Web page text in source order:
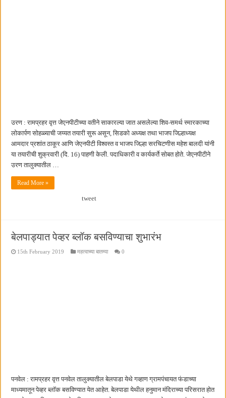
उरण : रामप्रहर वृत्त जेएनपीटीच्या वतीने साकारल्या जात असलेल्या शिव-समर्थ स्मारकाच्या
लोकार्पण सोहळ्याची जय्यत तयारी सुरू असून, सिडको अध्यक्ष तथा भाजप जिल्हाध्यक्ष
आमदार प्रशांत ठाकूर आणि जेएनपीटी विश्वस्त व भाजप जिल्हा सरचिटणीस महेश बालदी यांनी
या तयारीची शुक्रवारी (दि. 16) पाहणी केली. पदाधिकारी व कार्यकर्ते सोबत होते. जेएनपीटीने
उरण तालुक्यातील …
Read More »
tweet
बेलपाड्यात पेव्हर ब्लॉक बसविण्याचा शुभारंभ
15th February 2019 महत्वाच्या बातम्या 0
पनवेल : रामप्रहर वृत्त पनवेल तालुक्यातील बेलपाडा येथे गव्हाण ग्रामपंचायत फंडाच्या
माध्यमातून पेव्हर ब्लॉक बसविण्यात येत आहेत. बेलपाडा येथील हनुमान मंदिराच्या परिसरात होत